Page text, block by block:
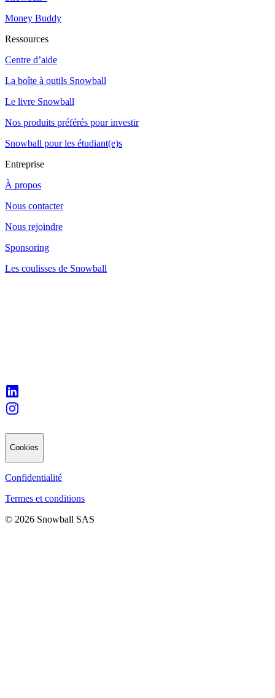
Money Buddy
Ressources
Centre d’aide
La boîte à outils Snowball
Le livre Snowball
Nos produits préférés pour investir
Snowball pour les étudiant(e)s
Entreprise
À propos
Nous contacter
Nous rejoindre
Sponsoring
Les coulisses de Snowball
Cookies
Confidentialité
Termes et conditions
© 2026 Snowball SAS